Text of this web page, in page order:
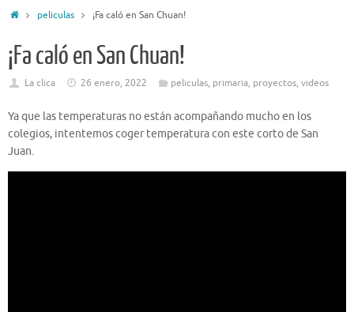
Iniciopeliculas ¡Fa caló en San Chuan!
¡Fa caló en San Chuan!
La clica 26 enero, 2022 peliculas, primaria, proyectos, videos
Ya que las temperaturas no están acompañando mucho en los
colegios, intentemos coger temperatura con este corto de San
Juan.